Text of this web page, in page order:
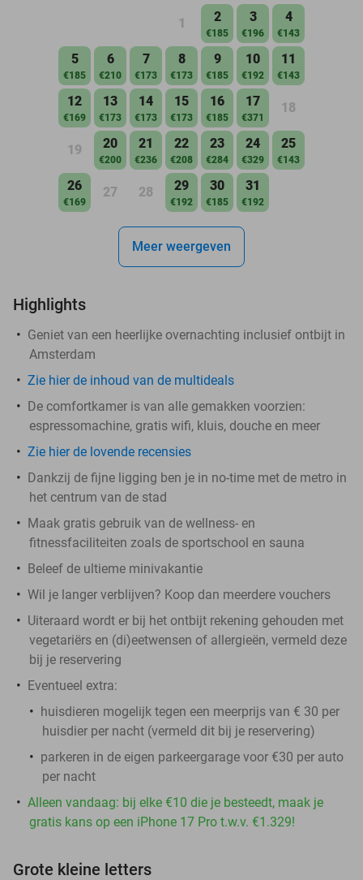
1 2
€185
3
€196
4
€143
5
€185
6
€210
7
€173
8
€173
9
€185
10
€192
11
€143
12
€169
13
€173
14
€173
15
€173
16
€185
17
€371
18
19 20
€200
21
€236
22
€208
23
€284
24
€329
25
€143
26
€169
27 28 29
€192
30
€185
31
€192
Meer weergeven
Highlights
Geniet van een heerlijke overnachting inclusief ontbijt in
Amsterdam
Zie hier de inhoud van de multideals
De comfortkamer is van alle gemakken voorzien:
espressomachine, gratis wifi, kluis, douche en meer
Zie hier de lovende recensies
Dankzij de fijne ligging ben je in no-time met de metro in
het centrum van de stad
Maak gratis gebruik van de wellness- en
fitnessfaciliteiten zoals de sportschool en sauna
Beleef de ultieme minivakantie
Wil je langer verblijven? Koop dan meerdere vouchers
Uiteraard wordt er bij het ontbijt rekening gehouden met
vegetariërs en (di)eetwensen of allergieën, vermeld deze
bij je reservering
Eventueel extra:
huisdieren mogelijk tegen een meerprijs van € 30 per
huisdier per nacht (vermeld dit bij je reservering)
parkeren in de eigen parkeergarage voor €30 per auto
per nacht
Alleen vandaag: bij elke €10 die je besteedt, maak je
gratis kans op een iPhone 17 Pro t.w.v. €1.329!
Grote kleine letters